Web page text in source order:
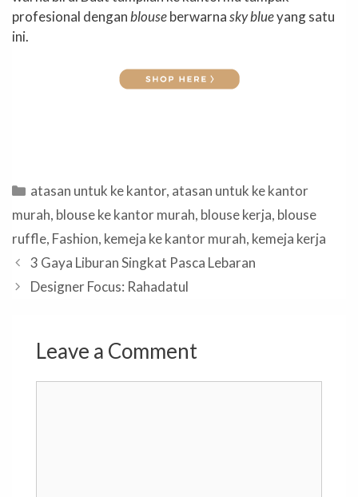
profesional denganblouseberwarnasky blueyang satu
ini.
Categories
atasan untuk ke kantor, atasan untuk ke kantor
murah, blouse ke kantor murah, blouse kerja, blouse
ruffle, Fashion, kemeja ke kantor murah, kemeja kerja
3 Gaya Liburan Singkat Pasca Lebaran
Designer Focus: Rahadatul
Leave a Comment